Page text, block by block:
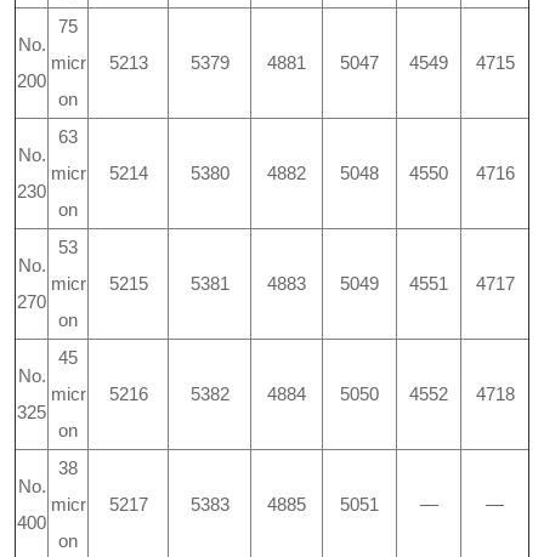
No.
200
75
micr
on
5213 5379 4881 5047 4549 4715
No.
230
63
micr
on
5214 5380 4882 5048 4550 4716
No.
270
53
micr
on
5215 5381 4883 5049 4551 4717
No.
325
45
micr
on
5216 5382 4884 5050 4552 4718
No.
400
38
micr
on
5217 5383 4885 5051 — —